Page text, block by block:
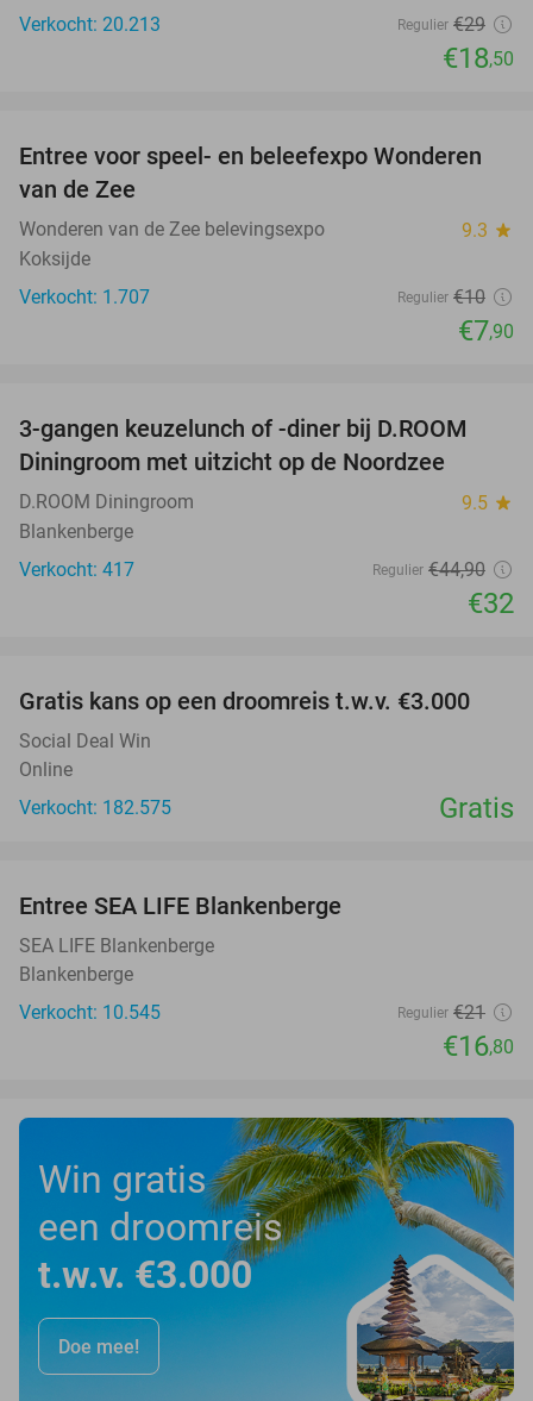
Verkocht: 20.213
Regulier €29
€18,50
21%
Entree voor speel- en beleefexpo Wonderen
van de Zee
Wonderen van de Zee belevingsexpo 9.3 star
Koksijde
Verkocht: 1.707
Regulier €10
€7,90
29%
3-gangen keuzelunch of -diner bij D.ROOM
Diningroom met uitzicht op de Noordzee
D.ROOM Diningroom 9.5 star
Blankenberge
Verkocht: 417
Regulier €44,90
€32
Gratis kans op een droomreis t.w.v. €3.000
Social Deal Win
Online
Verkocht: 182.575
Gratis
Entree SEA LIFE Blankenberge
SEA LIFE Blankenberge
Blankenberge
Verkocht: 10.545
Regulier €21
€16,80
Win gratis
een droomreis
t.w.v. €3.000
Doe mee!